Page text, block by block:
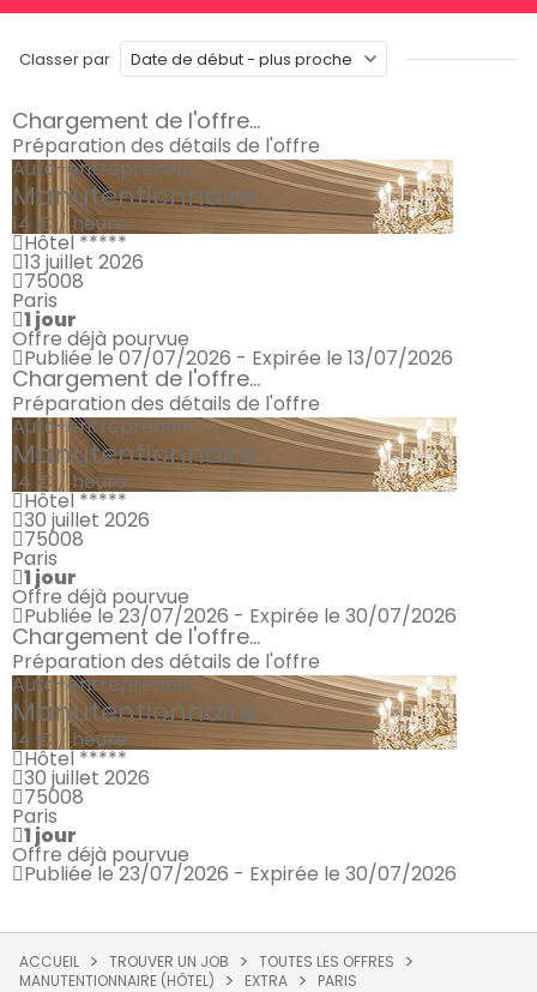
Classer par
Chargement de l'offre...
Préparation des détails de l'offre
Auto-entrepreneur
Manutentionnaire
14 € / heure
Hôtel *****
13 juillet 2026
75008
Paris
1 jour
Offre déjà pourvue
Publiée le 07/07/2026 - Expirée le 13/07/2026
Chargement de l'offre...
Préparation des détails de l'offre
Auto-entrepreneur
Manutentionnaire
14 € / heure
Hôtel *****
30 juillet 2026
75008
Paris
1 jour
Offre déjà pourvue
Publiée le 23/07/2026 - Expirée le 30/07/2026
Chargement de l'offre...
Préparation des détails de l'offre
Auto-entrepreneur
Manutentionnaire
14 € / heure
Hôtel *****
30 juillet 2026
75008
Paris
1 jour
Offre déjà pourvue
Publiée le 23/07/2026 - Expirée le 30/07/2026
ACCUEIL TROUVER UN JOB
TOUTES LES OFFRES
MANUTENTIONNAIRE (HÔTEL)
EXTRA PARIS